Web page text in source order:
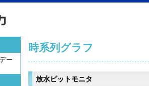
ー
時系列グラフ
放水ピットモニタ